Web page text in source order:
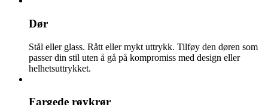
Dør
Stål eller glass. Rått eller mykt uttrykk. Tilføy den døren som
passer din stil uten å gå på kompromiss med design eller
helhetsuttrykket.
Fargede røykrør